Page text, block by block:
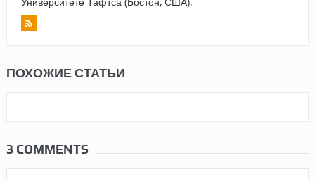
ПОХОЖИЕ СТАТЬИ
3 COMMENTS